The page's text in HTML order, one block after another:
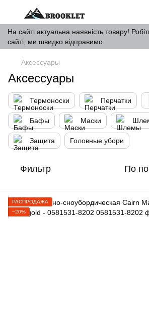
На сайті актуальна наявність товару!
сайті, ми швидко відправимо.
Аксессуары
Аксессуары
Термоноски Перчатки
Бафы Маски
Защита Головные убори
Фильтр По
РАСПРОДАЖА
−20%